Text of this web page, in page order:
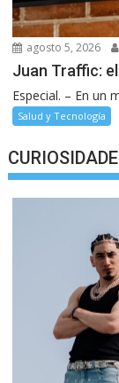
agosto 5, 2026
Juan Traffic:
Especial. – En un
Salud y Tecnología